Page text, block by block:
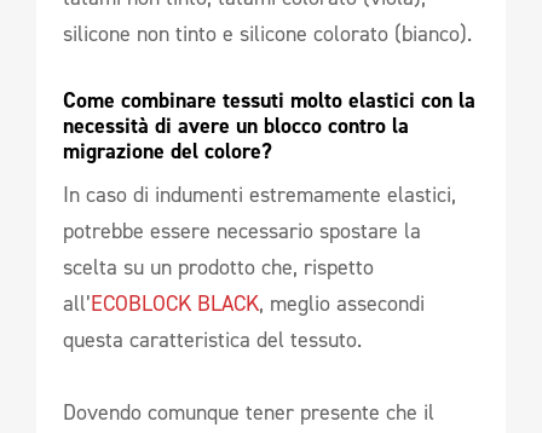
silicone non tinto e silicone colorato (bianco).
Come combinare tessuti molto elastici con la
necessità di avere un blocco contro la
migrazione del colore?
In caso di indumenti estremamente elastici,
potrebbe essere necessario spostare la
scelta su un prodotto che, rispetto
all’ECOBLOCK BLACK, meglio assecondi
questa caratteristica del tessuto.
Dovendo comunque tener presente che il